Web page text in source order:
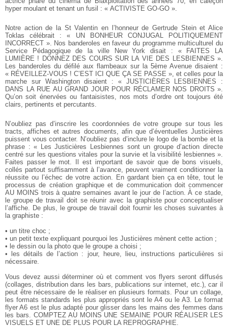
hyper moulant et tenant un fusil : « ACTIVISTE GO-GO ».
Notre action de la St Valentin en l’honneur de Gertrude Stein et Alice
Toklas célébrait : « UN BONHEUR CONJUGAL POLITIQUEMENT
INCORRECT ». Nos banderoles en faveur du programme multiculturel du
Service Pédagogique de la ville New York disait : « FAITES LA
LUMIÈRE ! DONNEZ DES COURS SUR LA VIE DES LESBIENNES ».
Les banderoles du défilé aux flambeaux sur la 5ème Avenue disaient :
« RÉVEILLEZ-VOUS ! C’EST ICI QUE ÇA SE PASSE », et celles pour la
marche sur Washington disaient : « JUSTICIÈRES LESBIENNES :
DANS LA RUE AU GRAND JOUR POUR RÉCLAMER NOS DROITS ».
Qu’on soit énervées ou fantaisistes, nos mots d’ordre ont toujours été
clairs, pertinents et percutants.
N’oubliez pas d’inscrire les coordonnées de votre groupe sur tous les
tracts, affiches et autres documents, afin que d’éventuelles Justicières
puissent vous contacter. N’oubliez pas d’inclure le logo de la bombe et la
phrase : « Les Justicières Lesbiennes sont un groupe d’action directe
centré sur les questions vitales pour la survie et la visibilité lesbiennes ».
Faites passer le mot. Il est important de savoir que de bons visuels,
collés partout suffisamment à l’avance, peuvent vraiment conditionner la
réussite ou l’échec de votre action. En gardant bien ça en tête, tout le
processus de création graphique et de communication doit commencer
AU MOINS trois à quatre semaines avant le jour de l’action. À ce stade,
le groupe de travail doit se réunir avec la graphiste pour conceptualiser
l’affiche. De plus, le groupe de travail doit fournir les choses suivantes à
la graphiste :
• un titre choc ;
• un petit texte expliquant pourquoi les Justicières mènent cette action ;
• le dessin ou la photo que le groupe a choisi ;
• les détails de l’action : jour, heure, lieu, instructions particulières si
nécessaire.
Vous devez aussi déterminer où et comment vos flyers seront diffusés
(collages, distribution dans les bars, publications sur internet, etc.), car il
peut être nécessaire de le réaliser en plusieurs formats. Pour un collage,
les formats standards les plus appropriés sont le A4 ou le A3. Le format
flyer A6 est le plus adapté pour glisser dans les mains des femmes dans
les bars. COMPTEZ AU MOINS UNE SEMAINE POUR RÉALISER LES
VISUELS ET UNE DE PLUS POUR LA REPROGRAPHIE.